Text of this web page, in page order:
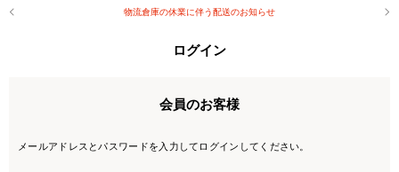
物流倉庫の休業に伴う配送のお知らせ
ログイン
会員のお客様
メールアドレスとパスワードを入力してログインしてください。